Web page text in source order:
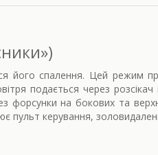
його спалення. Цей режим
подається через
форсунки на бокових та
пульт керування,